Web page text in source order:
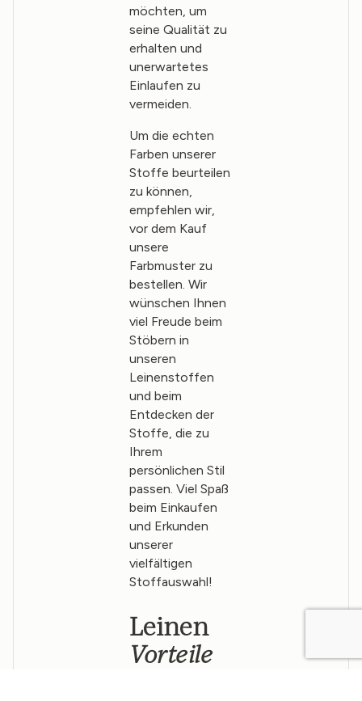
möchten, um
seine Qualität zu
erhalten und
unerwartetes
Einlaufen zu
vermeiden.
Um die echten
Farben unserer
Stoffe beurteilen
zu können,
empfehlen wir,
vor dem Kauf
unsere
Farbmuster zu
bestellen. Wir
wünschen Ihnen
viel Freude beim
Stöbern in
unseren
Leinenstoffen
und beim
Entdecken der
Stoffe, die zu
Ihrem
persönlichen Stil
passen. Viel Spaß
beim Einkaufen
und Erkunden
unserer
vielfältigen
Stoffauswahl!
Leinen
Vorteile